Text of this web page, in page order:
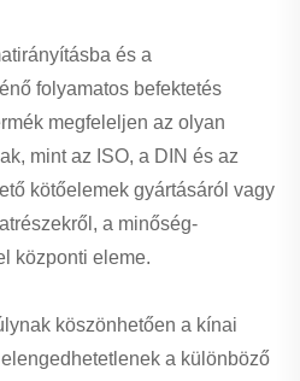
és a
folyamatos befektetés
megfeleljen az olyan
mint az ISO, a DIN és az
kötőelemek gyártásáról vagy
a minőség-
központi eleme.
köszönhetően a kínai
a különböző